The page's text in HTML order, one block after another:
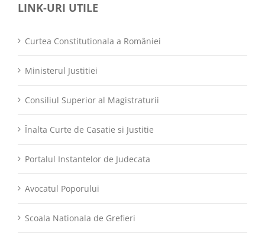
LINK-URI UTILE
Curtea Constitutionala a României
Ministerul Justitiei
Consiliul Superior al Magistraturii
Înalta Curte de Casatie si Justitie
Portalul Instantelor de Judecata
Avocatul Poporului
Scoala Nationala de Grefieri